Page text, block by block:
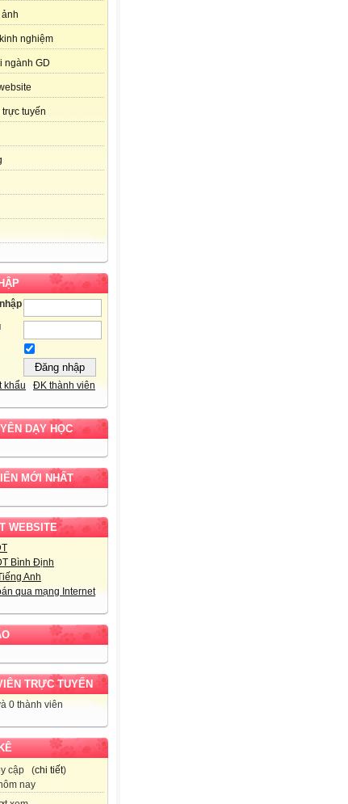
nghiệm
ngành GD
tuyến
khẩu ĐK thành viên
DẠY HỌC
MỚI NHẤT
WEBSITE
Bình Định
Anh
qua mạng Internet
TRỰC TUYẾN
0 thành viên
cập (chi tiết)
nay